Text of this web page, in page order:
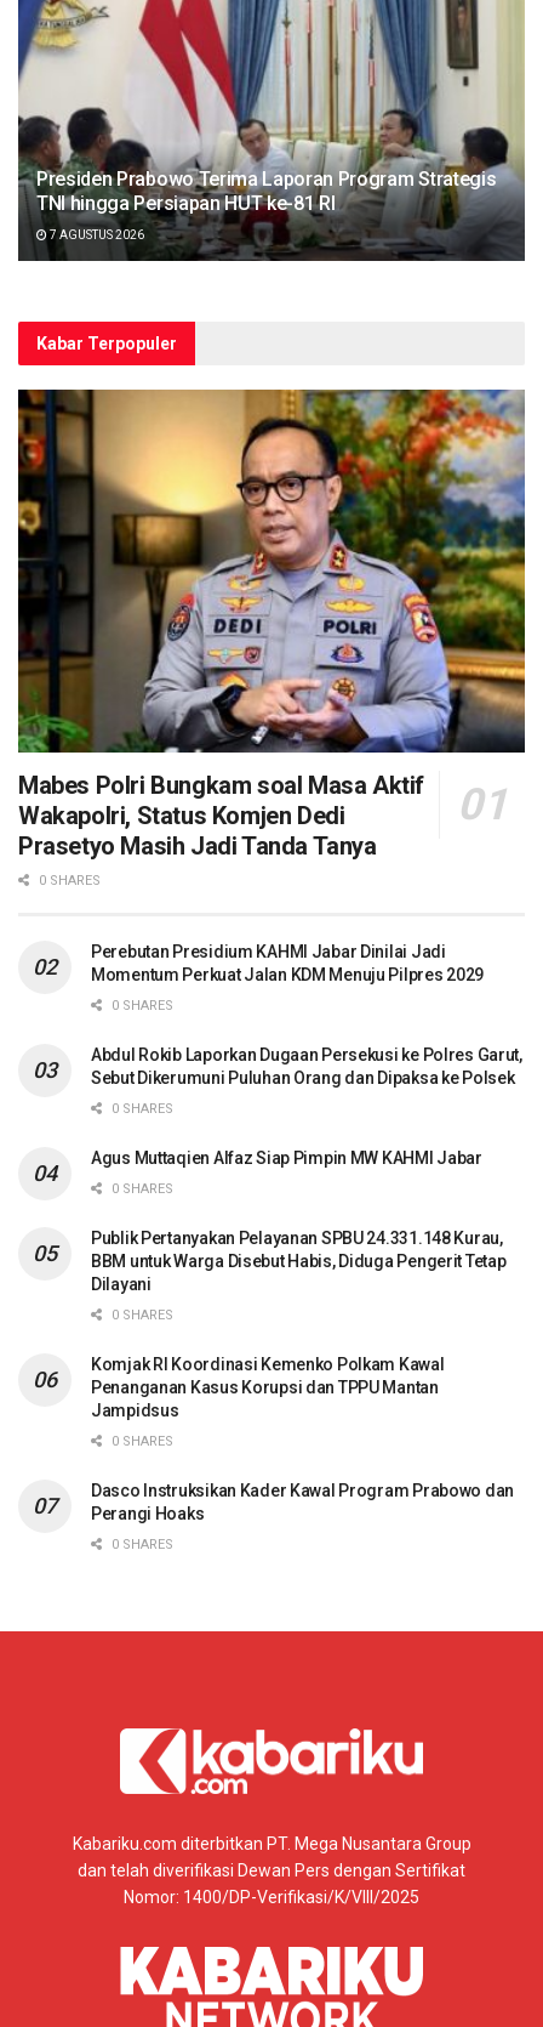
Presiden Prabowo Terima Laporan Program Strategis
TNI hingga Persiapan HUT ke-81 RI
7 AGUSTUS 2026
Kabar Terpopuler
Mabes Polri Bungkam soal Masa Aktif
Wakapolri, Status Komjen Dedi
Prasetyo Masih Jadi Tanda Tanya
0 SHARES
Perebutan Presidium KAHMI Jabar Dinilai Jadi
Momentum Perkuat Jalan KDM Menuju Pilpres 2029
0 SHARES
Abdul Rokib Laporkan Dugaan Persekusi ke Polres Garut,
Sebut Dikerumuni Puluhan Orang dan Dipaksa ke Polsek
0 SHARES
Agus Muttaqien Alfaz Siap Pimpin MW KAHMI Jabar
0 SHARES
Publik Pertanyakan Pelayanan SPBU 24.331.148 Kurau,
BBM untuk Warga Disebut Habis, Diduga Pengerit Tetap
Dilayani
0 SHARES
Komjak RI Koordinasi Kemenko Polkam Kawal
Penanganan Kasus Korupsi dan TPPU Mantan
Jampidsus
0 SHARES
Dasco Instruksikan Kader Kawal Program Prabowo dan
Perangi Hoaks
0 SHARES
Kabariku.com diterbitkan PT. Mega Nusantara Group
dan telah diverifikasi Dewan Pers dengan Sertifikat
Nomor: 1400/DP-Verifikasi/K/VIII/2025